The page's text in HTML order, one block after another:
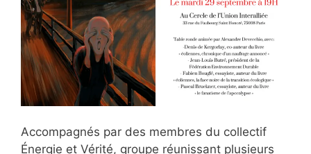
Accompagnés par des membres du collectif
Énergie et Vérité, groupe réunissant plusieurs